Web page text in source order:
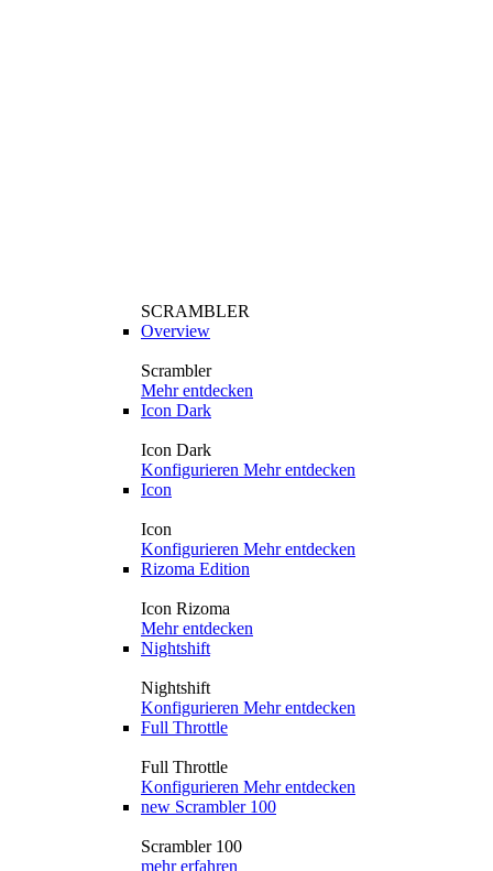
SCRAMBLER
Overview
Scrambler
Mehr entdecken
Icon Dark
Icon Dark
Konfigurieren Mehr entdecken
Icon
Icon
Konfigurieren Mehr entdecken
Rizoma Edition
Icon Rizoma
Mehr entdecken
Nightshift
Nightshift
Konfigurieren Mehr entdecken
Full Throttle
Full Throttle
Konfigurieren Mehr entdecken
new Scrambler 100
Scrambler 100
mehr erfahren